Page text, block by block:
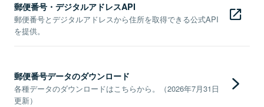
郵便番号・デジタルアドレスAPI
郵便番号とデジタルアドレスから住所を取得できる公式API
を提供。
郵便番号データのダウンロード
各種データのダウンロードはこちらから。（2026年7月31日
更新）